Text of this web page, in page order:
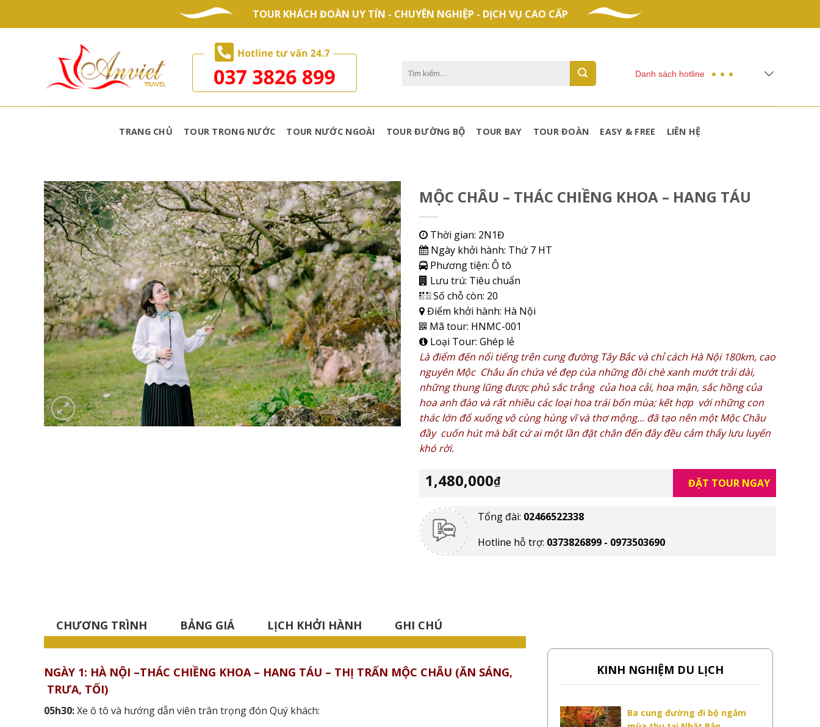
TOUR KHÁCH ĐOÀN UY TÍN - CHUYÊN NGHIỆP - DỊCH VỤ CAO CẤP
kiếm:
Danh sách hotline
TRANG CHỦ TOUR TRONG NƯỚC TOUR NƯỚC NGOÀI TOUR ĐƯỜNG BỘ TOUR BAY TOUR ĐOÀN EASY & FREE LIÊN HỆ
MỘC CHÂU – THÁC CHIỀNG KHOA – HANG TÁU
Thời gian: 2N1Đ
Ngày khởi hành: Thứ 7 HT
Phương tiện: Ô tô
Lưu trú: Tiêu chuẩn
Số chỗ còn: 20
Điểm khởi hành: Hà Nội
Mã tour: HNMC-001
Loại Tour: Ghép lẻ
Là điểm đến nổi tiếng trên cung đường Tây Bắc và chỉ cách Hà Nội 180km, cao
nguyên Mộc Châu ẩn chứa vẻ đẹp của những đồi chè xanh mướt trải dài,
những thung lũng được phủ sắc trắng của hoa cải, hoa mận, sắc hồng của
hoa anh đào và rất nhiều các loại hoa trái bốn mùa; kết hợp với những con
thác lớn đổ xuống vô cùng hùng vĩ và thơ mộng… đã tạo nên một Mộc Châu
đầy cuốn hút mà bất cứ ai một lần đặt chân đến đây đều cảm thấy lưu luyến
khó rời.
1,480,000₫ ĐẶT TOUR NGAY
Tổng đài: 02466522338
Hotline hỗ trợ: 0373826899 - 0973503690
CHƯƠNG TRÌNH BẢNG GIÁ LỊCH KHỞI HÀNH GHI CHÚ
NGÀY 1: HÀ NỘI –THÁC CHIỀNG KHOA – HANG TÁU – THỊ TRẤN MỘC CHÂU (ĂN SÁNG,
TRƯA, TỐI)
05h30:Xe ô tô và hướng dẫn viên trân trọng đón Quý khách:
KINH NGHIỆM DU LỊCH
Ba cung đường đi bộ ngắm